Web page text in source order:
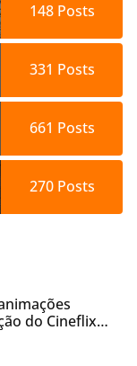
148Posts
331 Posts
661 Posts
270Posts
do Cineflix